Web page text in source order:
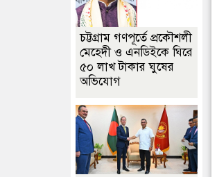
চট্টগ্রাম গণপূর্তে প্রকৌশলী
মেহেদী ও এনডিইকে ঘিরে
৫০ লাখ টাকার ঘুষের
অভিযোগ